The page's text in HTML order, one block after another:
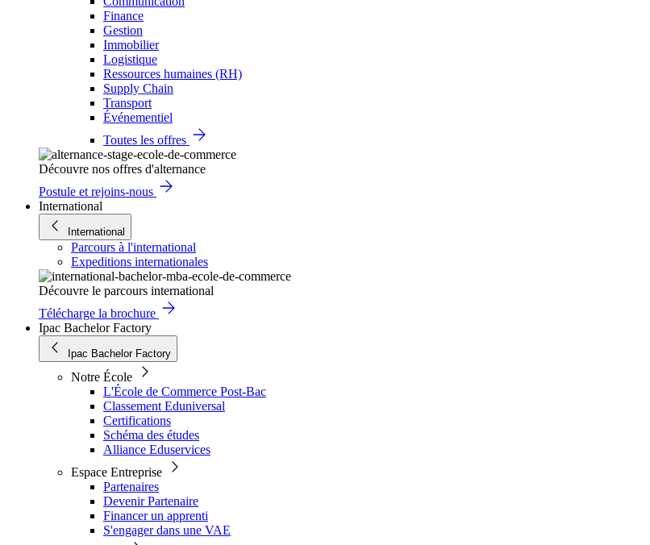
Finance
Gestion
Immobilier
Logistique
Ressources humaines (RH)
Supply Chain
Transport
Événementiel
Toutes les offres
Découvre nos offres d'alternance
Postule et rejoins-nous
International
International
Parcours à l'international
Expeditions internationales
Découvre le parcours international
Télécharge la brochure
Ipac Bachelor Factory
Ipac Bachelor Factory
Notre École
L'École de Commerce Post-Bac
Classement Eduniversal
Certifications
Schéma des études
Alliance Eduservices
Espace Entreprise
Partenaires
Devenir Partenaire
Financer un apprenti
S'engager dans une VAE